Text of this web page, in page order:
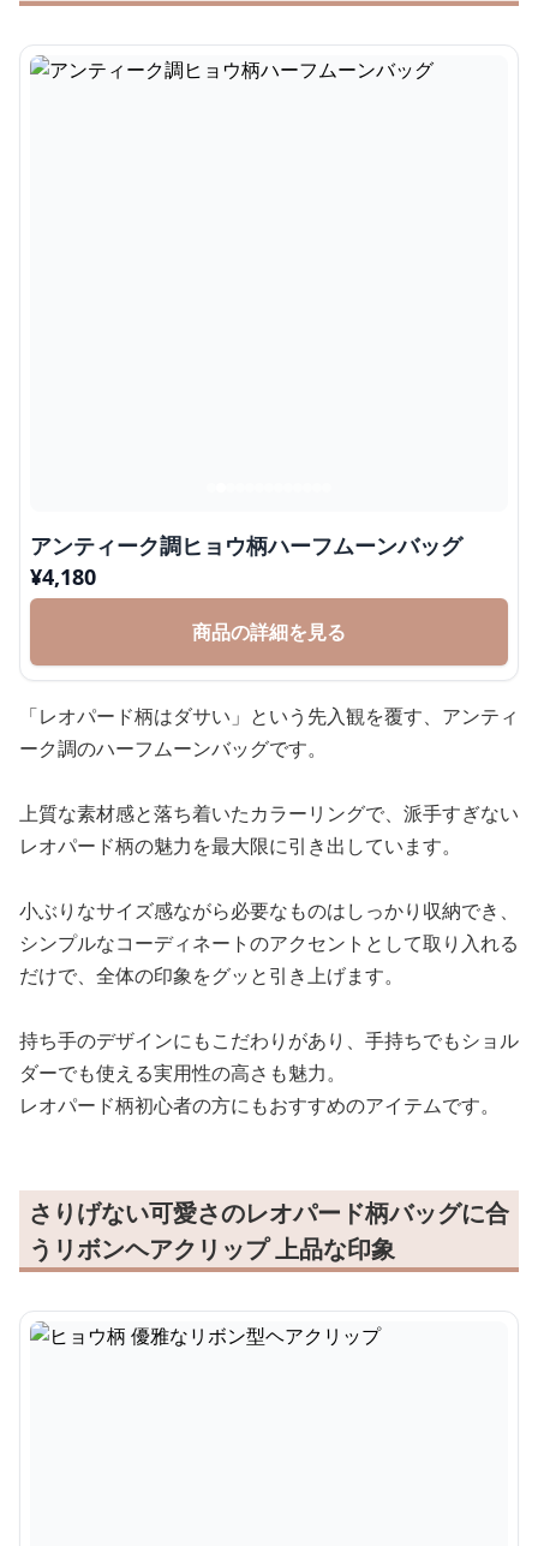
アンティーク調ヒョウ柄ハーフムーンバッグ
¥4,180
商品の詳細を見る
「レオパード柄はダサい」という先入観を覆す、アンティ
ーク調のハーフムーンバッグです。
上質な素材感と落ち着いたカラーリングで、派手すぎない
レオパード柄の魅力を最大限に引き出しています。
小ぶりなサイズ感ながら必要なものはしっかり収納でき、
シンプルなコーディネートのアクセントとして取り入れる
だけで、全体の印象をグッと引き上げます。
持ち手のデザインにもこだわりがあり、手持ちでもショル
ダーでも使える実用性の高さも魅力。
レオパード柄初心者の方にもおすすめのアイテムです。
さりげない可愛さのレオパード柄バッグに合
うリボンヘアクリップ 上品な印象